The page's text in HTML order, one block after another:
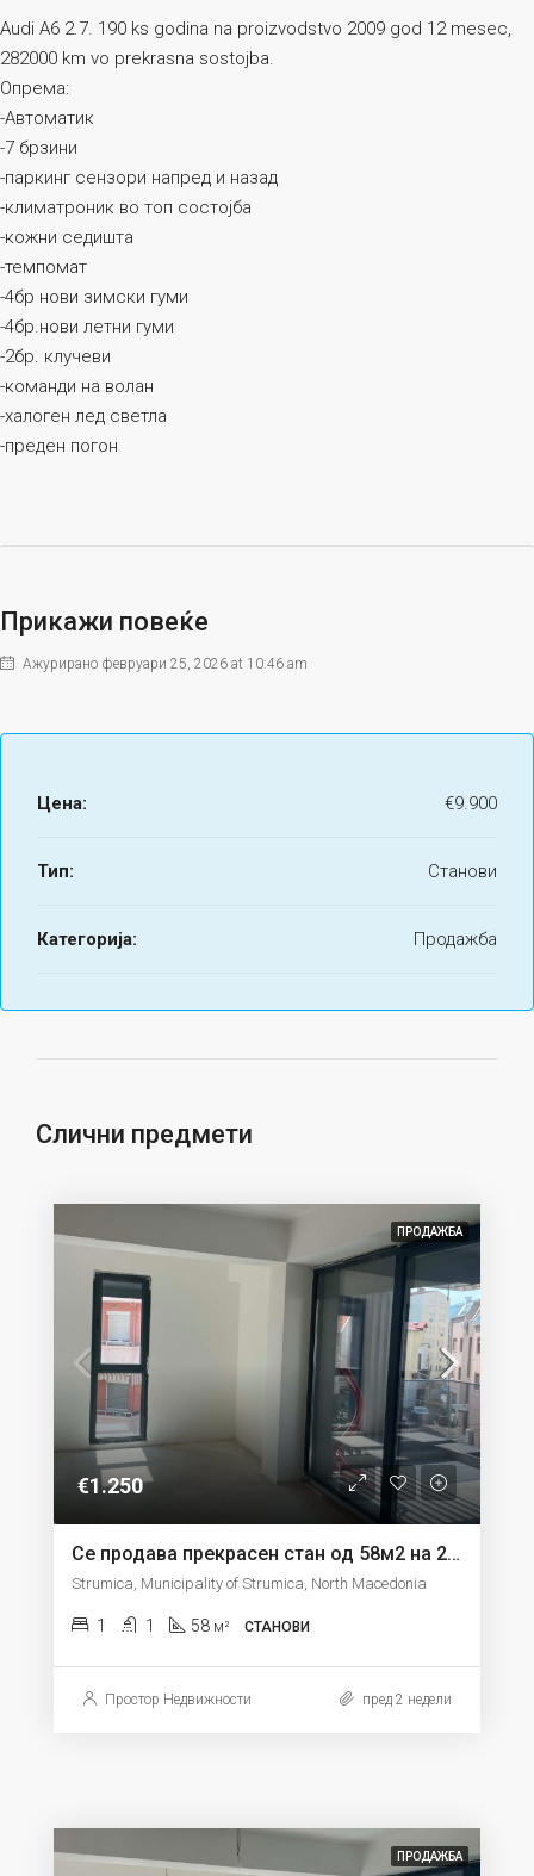
Audi А6 2.7. 190 ks godina na proizvodstvo 2009 god 12 mesec,
282000 km vo prekrasna sostojba.
Опрема:
-Автоматик
-7 брзини
-паркинг сензори напред и назад
-климатроник во топ состојба
-кожни седишта
-темпомат
-4бр нови зимски гуми
-4бр.нови летни гуми
-2бр. клучеви
-команди на волан
-халоген лед светла
-преден погон
Прикажи повеќе
Ажурирано февруари 25, 2026 at 10:46 am
Цена: €9.900
Тип: Станови
Категорија: Продажба
Слични предмети
ПРОДАЖБА
€1.250
Се продава прекрасен стан од 58м2 на 2 кат во Струмица
Strumica, Municipality of Strumica, North Macedonia
1 1 58 м² СТАНОВИ
Простор Недвижности пред 2 недели
ПРОДАЖБА